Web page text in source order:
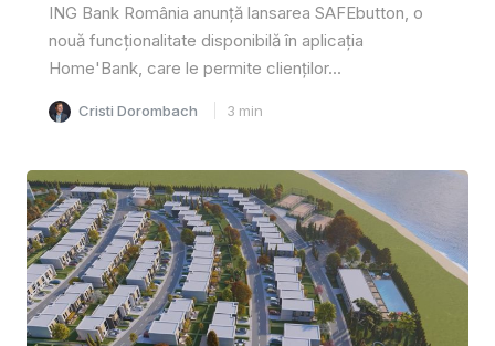
ING Bank România anunță lansarea SAFEbutton, o
nouă funcționalitate disponibilă în aplicația
Home'Bank, care le permite clienților...
Cristi Dorombach 3 min